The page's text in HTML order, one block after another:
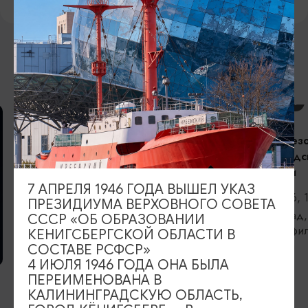
ВОЗМОЖНО ВАС ЗАИНТЕРЕСУЕТ
ВЫСТАВКИ
Прикосновение
КОНЦЕРТЫ
Открытие
филармонии
06.09.2026,
областная
7 АПРЕЛЯ 1946 ГОДА ВЫШЕЛ УКАЗ
ПРЕЗИДИУМА ВЕРХОВНОГО СОВЕТА
СССР «ОБ ОБРАЗОВАНИИ
КЕНИГСБЕРГСКОЙ ОБЛАСТИ В
СОСТАВЕ РСФСР»
4 ИЮЛЯ 1946 ГОДА ОНА БЫЛА
ПЕРЕИМЕНОВАНА В
КАЛИНИНГРАДСКУЮ ОБЛАСТЬ,